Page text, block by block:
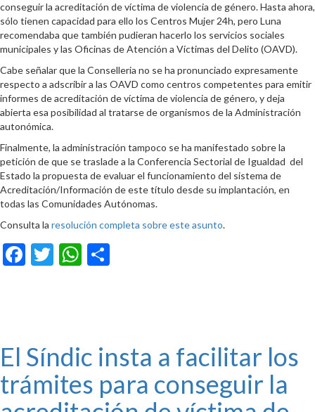
conseguir la acreditación de víctima de violencia de género. Hasta ahora,
sólo tienen capacidad para ello los Centros Mujer 24h, pero Luna
recomendaba que también pudieran hacerlo los servicios sociales
municipales y las Oficinas de Atención a Víctimas del Delito (OAVD).
Cabe señalar que la Conselleria no se ha pronunciado expresamente
respecto a adscribir a las OAVD como centros competentes para emitir
informes de acreditación de víctima de violencia de género, y deja
abierta esa posibilidad al tratarse de organismos de la Administración
autonómica.
Finalmente, la administración tampoco se ha manifestado sobre la
petición de que se traslade a la Conferencia Sectorial de Igualdad del
Estado la propuesta de evaluar el funcionamiento del sistema de
Acreditación/Información de este título desde su implantación, en
todas las Comunidades Autónomas.
Consulta la resolución completa sobre este asunto.
Facebook
TwitterWhatsApp
El Síndic insta a facilitar los
trámites para conseguir la